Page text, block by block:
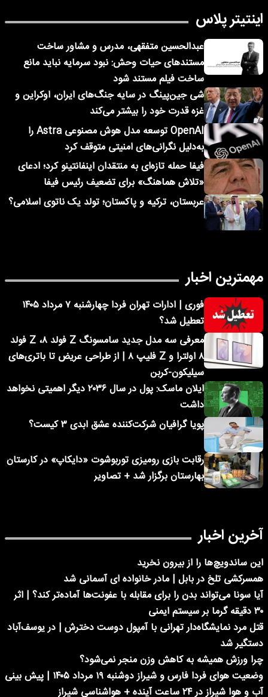
اینتیتر پلاس
عبدالحسین متفقهی، مدرس و مشاور ساخت
مستندهای حیات وحش: نبود سرمایه نباید مانع
ساخت فیلم مستند شود
شی جین‌پینگ در سایه جنگ‌های ایران، اوکراین و
غزه قدرت خود را بیشتر می‌کند
OpenAI توسعه مدل هوش مصنوعی Astra را
به‌دلیل نگرانی‌های امنیتی متوقف کرد
فیفا حمله تازه‌ای به منتقدان اینفانتینو کرد؛ ادعای
«تلاش هماهنگ» برای تضعیف رئیس فیفا
عربستان، ترکیه و پاکستان؛ تولد یک ناتوی اسلامی؟
مهمترین اخبار
فوری | ادارات تهران فردا چهارشنبه ۷ مرداد ۱۴۰۵
تعطیل شد؟
معرفی سه مدل جدید سامسونگ Z فولد ۸، Z فولد
۸ اولترا و Z فلیپ ۸ | از طراحی عریض تا باتری‌های
سیلیکون-کربن
ایلان ماسک: پول در سال ۲۰۳۶ دیگر اهمیتی نخواهد
داشت
پویا گرافیان شرکت‌کننده عشق ابدی ۳ کیست؟
رقابت بازی رومیزی توربوشوت «دایکاپ» در کارستان
بهارستان برگزار شد + تصاویر
آخرین اخبار
این ساندویچ‌ها را از بیرون نخرید
همسرکشی تلخ در بابل | مادر خانواده ای آسمانی شد
آیا سونا می‌تواند بدن را برای مقابله با عفونت‌ها آماده‌تر کند؟ | اثر
۳۰ دقیقه گرما بر سیستم ایمنی
قتل مرد نمایشگاه‌دار تهرانی با آمپول دوست دخترش | در یوسف‌آباد
دستگیر شد
چرا ورزش همیشه به کاهش وزن منجر نمی‌شود؟
وضعیت هوای فردا فارس و شیراز دوشنبه ۱۹ مرداد ۱۴۰۵ | پیش بینی
آب و هوا شیراز در ۲۴ ساعت آینده + هواشناسی شیراز